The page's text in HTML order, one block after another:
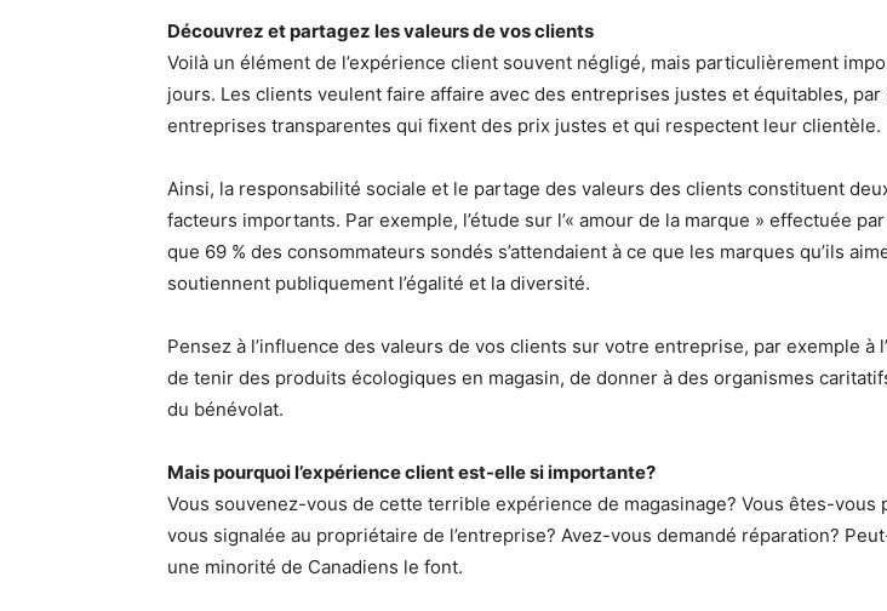
Découvrez et partagez les valeurs de vos clients
Voilà un élément de l’expérience client souvent négligé, mais particulièrement
jours. Les clients veulent faire affaire avec des entreprises justes et équitables, par
entreprises transparentes qui fixent des prix justes et qui respectent leur clientèle.
Ainsi, la responsabilité sociale et le partage des valeurs des clients constituent
facteurs importants. Par exemple, l’étude sur l’« amour de la marque » effectuée
que 69 % des consommateurs sondés s’attendaient à ce que les marques qu’ils
soutiennent publiquement l’égalité et la diversité.
Pensez à l’influence des valeurs de vos clients sur votre entreprise, par exemple à
de tenir des produits écologiques en magasin, de donner à des organismes
du bénévolat.
Mais pourquoi l’expérience client est-elle si importante?
Vous souvenez-vous de cette terrible expérience de magasinage? Vous êtes-vous
vous signalée au propriétaire de l’entreprise? Avez-vous demandé réparation?
une minorité de Canadiens le font.